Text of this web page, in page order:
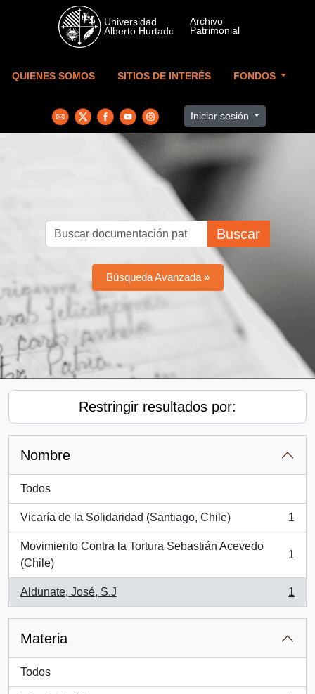
Skip to main content
QUIENES SOMOS SITIOS DE INTERÉS FONDOS
Iniciar sesión
Buscar
Búsqueda Avanzada »
Restringir resultados por:
Nombre
Todos
Vicaría de la Solidaridad (Santiago, Chile)
, 1 resultados
1
Movimiento Contra la Tortura Sebastián Acevedo
(Chile)
, 1 resultados
1
Aldunate, José, S.J
, 1 resultados
1
Materia
Todos